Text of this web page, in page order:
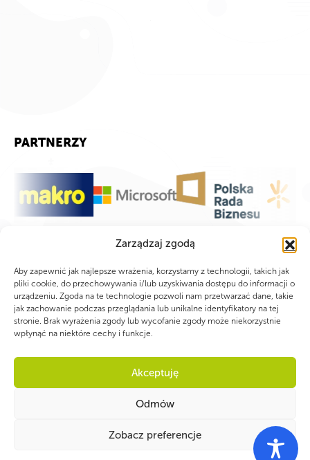
Zarządzaj zgodą
Aby zapewnić jak najlepsze wrażenia, korzystamy z technologii, takich jak
pliki cookie, do przechowywania i/lub uzyskiwania dostępu do informacji o
urządzeniu. Zgoda na te technologie pozwoli nam przetwarzać dane, takie
jak zachowanie podczas przeglądania lub unikalne identyfikatory na tej
stronie. Brak wyrażenia zgody lub wycofanie zgody może niekorzystnie
wpłynąć na niektóre cechy i funkcje.
Akceptuję
Odmów
Zobacz preferencje
PARTNERZY